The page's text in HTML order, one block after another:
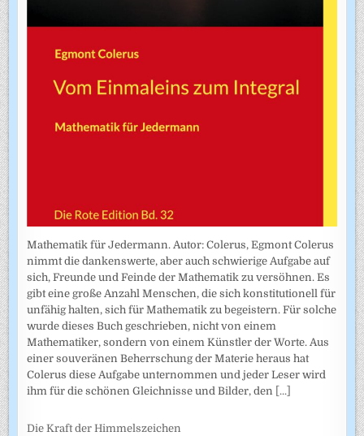
Mathematik für Jedermann. Autor: Colerus, Egmont Colerus
nimmt die dankenswerte, aber auch schwierige Aufgabe auf
sich, Freunde und Feinde der Mathematik zu versöhnen. Es
gibt eine große Anzahl Menschen, die sich konstitutionell für
unfähig halten, sich für Mathematik zu begeistern. Für solche
wurde dieses Buch geschrieben, nicht von einem
Mathematiker, sondern von einem Künstler der Worte. Aus
einer souveränen Beherrschung der Materie heraus hat
Colerus diese Aufgabe unternommen und jeder Leser wird
ihm für die schönen Gleichnisse und Bilder, den [...]
Die Kraft der Himmelszeichen